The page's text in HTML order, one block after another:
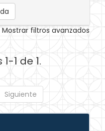
Mostrar filtros avanzados
1 de 1.
Siguiente